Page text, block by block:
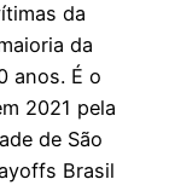
da
da
anos. É o
2021 pela
de São
Brasil